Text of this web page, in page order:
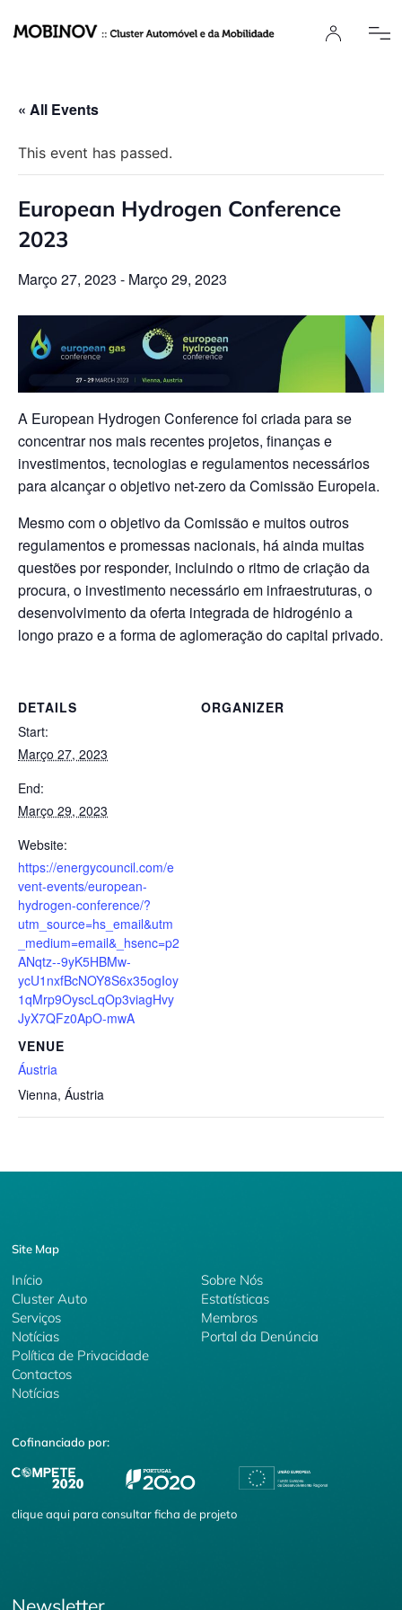
« All Events
This event has passed.
European Hydrogen Conference
2023
Março 27, 2023 - Março 29, 2023
A European Hydrogen Conference foi criada para se
concentrar nos mais recentes projetos, finanças e
investimentos, tecnologias e regulamentos necessários
para alcançar o objetivo net-zero da Comissão Europeia.
Mesmo com o objetivo da Comissão e muitos outros
regulamentos e promessas nacionais, há ainda muitas
questões por responder, incluindo o ritmo de criação da
procura, o investimento necessário em infraestruturas, o
desenvolvimento da oferta integrada de hidrogénio a
longo prazo e a forma de aglomeração do capital privado.
DETAILS
Start:
Março 27, 2023
End:
Março 29, 2023
Website:
https://energycouncil.com/e
vent-events/european-
hydrogen-conference/?
utm_source=hs_email&utm
_medium=email&_hsenc=p2
ANqtz--9yK5HBMw-
ycU1nxfBcNOY8S6x35ogIoy
1qMrp9OyscLqOp3viagHvy
JyX7QFz0ApO-mwA
VENUE
Áustria
Vienna, Áustria
ORGANIZER
Site Map
Início
Cluster Auto
Serviços
Sobre Nós
Estatísticas
Membros
Notícias
Política de Privacidade
Portal da Denúncia
Contactos
Notícias
Cofinanciado por:
cliqueaqui para consultar ficha de projeto